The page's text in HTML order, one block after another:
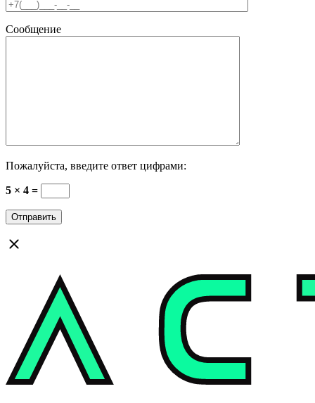
Сообщение
Пожалуйста, введите ответ цифрами:
5 × 4 =